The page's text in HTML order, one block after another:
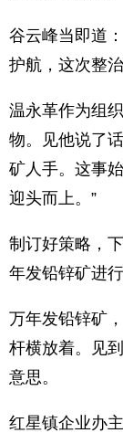
谷云峰当即道
护航，这次整
温永革作为组
物。见他说了
矿人手。这事
迎头而上。”
制订好策略，
年发铅锌矿进行
万年发铅锌矿
杆横放着。见
意思。
红星镇企业办